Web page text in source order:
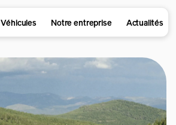
Véhicules Notre entreprise Actualités